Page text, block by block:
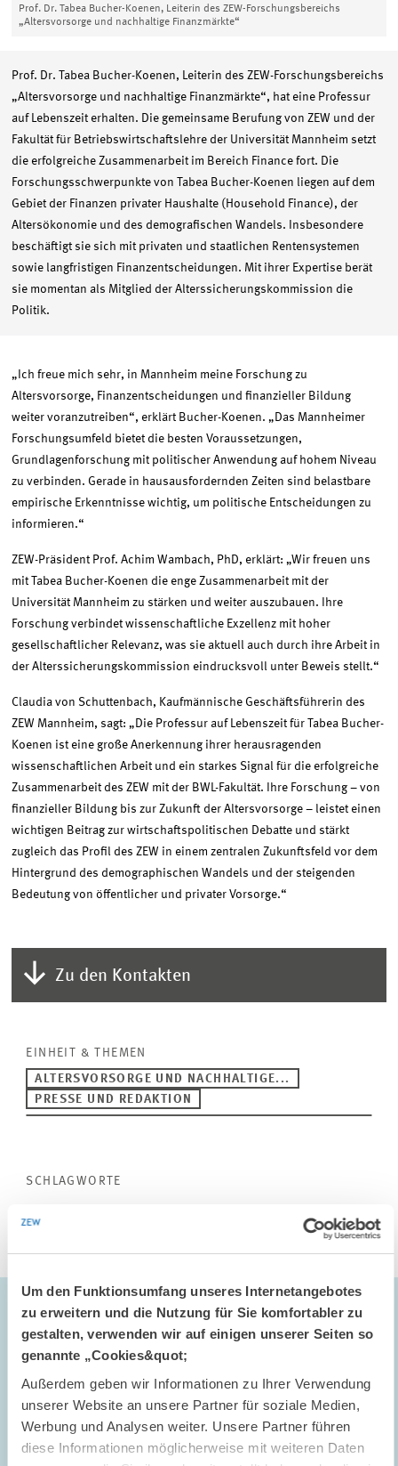
Um den Funktionsumfang unseres Internetangebotes
zu erweitern und die Nutzung für Sie komfortabler zu
gestalten, verwenden wir auf einigen unserer Seiten so
genannte „Cookies&quot;
Außerdem geben wir Informationen zu Ihrer Verwendung
unserer Website an unsere Partner für soziale Medien,
Werbung und Analysen weiter. Unsere Partner führen
diese Informationen möglicherweise mit weiteren Daten
Prof. Dr. Tabea Bucher-Koenen, Leiterin des ZEW-Forschungsbereichs
„Altersvorsorge und nachhaltige Finanzmärkte“
Prof. Dr. Tabea Bucher-Koenen, Leiterin des ZEW-Forschungsbereichs
„Altersvorsorge und nachhaltige Finanzmärkte“, hat eine Professur
auf Lebenszeit erhalten. Die gemeinsame Berufung von ZEW und der
Fakultät für Betriebswirtschaftslehre der Universität Mannheim setzt
die erfolgreiche Zusammenarbeit im Bereich Finance fort. Die
Forschungsschwerpunkte von Tabea Bucher-Koenen liegen auf dem
Gebiet der Finanzen privater Haushalte (Household Finance), der
Altersökonomie und des demografischen Wandels. Insbesondere
beschäftigt sie sich mit privaten und staatlichen Rentensystemen
sowie langfristigen Finanzentscheidungen. Mit ihrer Expertise berät
sie momentan als Mitglied der Alterssicherungskommission die
Politik.
„Ich freue mich sehr, in Mannheim meine Forschung zu
Altersvorsorge, Finanzentscheidungen und finanzieller Bildung
weiter voranzutreiben“, erklärt Bucher-Koenen. „Das Mannheimer
Forschungsumfeld bietet die besten Voraussetzungen,
Grundlagenforschung mit politischer Anwendung auf hohem Niveau
zu verbinden. Gerade in hausausfordernden Zeiten sind belastbare
empirische Erkenntnisse wichtig, um politische Entscheidungen zu
informieren.“
ZEW-Präsident Prof. Achim Wambach, PhD, erklärt: „Wir freuen uns
mit Tabea Bucher-Koenen die enge Zusammenarbeit mit der
Universität Mannheim zu stärken und weiter auszubauen. Ihre
Forschung verbindet wissenschaftliche Exzellenz mit hoher
gesellschaftlicher Relevanz, was sie aktuell auch durch ihre Arbeit in
der Alterssicherungskommission eindrucksvoll unter Beweis stellt.“
Claudia von Schuttenbach, Kaufmännische Geschäftsführerin des
ZEW Mannheim, sagt: „Die Professur auf Lebenszeit für Tabea Bucher-
Koenen ist eine große Anerkennung ihrer herausragenden
wissenschaftlichen Arbeit und ein starkes Signal für die erfolgreiche
Zusammenarbeit des ZEW mit der BWL-Fakultät. Ihre Forschung – von
finanzieller Bildung bis zur Zukunft der Altersvorsorge – leistet einen
wichtigen Beitrag zur wirtschaftspolitischen Debatte und stärkt
zugleich das Profil des ZEW in einem zentralen Zukunftsfeld vor dem
Hintergrund des demographischen Wandels und der steigenden
Bedeutung von öffentlicher und privater Vorsorge.“
Zu den Kontakten
EINHEIT & THEMEN
ALTERSVORSORGE UND NACHHALTIGE...
PRESSE UND REDAKTION
SCHLAGWORTE
PERSONALIA
Über Prof. Dr. Tabea Bucher-Koenen
Sie istProfessorin für Finanzmärktean der Universität Mannheim und
Co-Direktorin des Mannheim Institute for Financial Education (MIFE)
Bucher-Koenen studierte Betriebswirtschaft und Interkulturelles
Management an der Friedrich-Schiller Universität in Jena sowie